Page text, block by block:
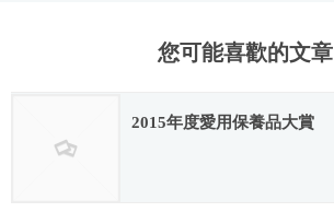
您可能喜歡的文章
2015年度愛用保養品大賞